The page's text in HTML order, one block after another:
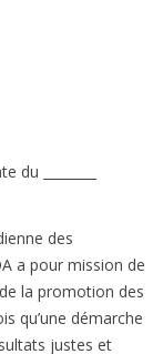
________
des
a pour mission de
la promotion des
qu’une démarche
justes et